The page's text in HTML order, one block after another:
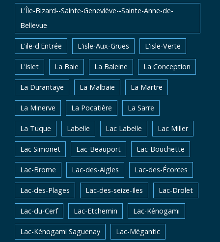
L'Île-Bizard--Sainte-Geneviève--Sainte-Anne-de-
Bellevue
L'ile-d'Entrée L'isle-Aux-Grues L'isle-Verte
L'islet La Baie La Baleine La Conception
La Durantaye La Malbaie La Martre
La Minerve La Pocatière La Sarre
La Tuque Labelle Lac Labelle Lac Miller
Lac Simonet Lac-Beauport Lac-Bouchette
Lac-Brome Lac-des-Aigles Lac-des-Écorces
Lac-des-Plages Lac-des-seize-Iles Lac-Drolet
Lac-du-Cerf Lac-Etchemin Lac-Kénogami
Lac-Kénogami Saguenay Lac-Mégantic